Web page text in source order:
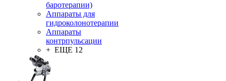
баротерапии)
Аппараты для
гидроколонотерапии
Аппараты
контрпульсации
+ ЕЩЕ 12